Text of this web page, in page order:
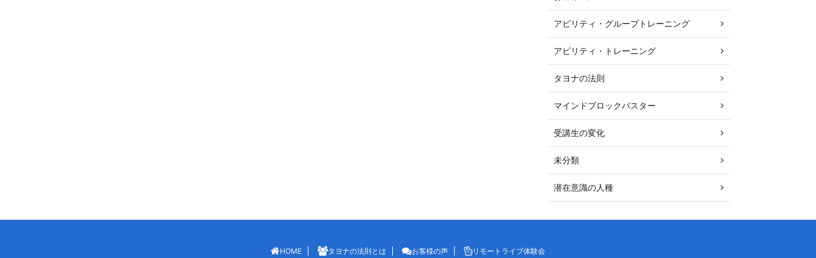
アビリティ・グループトレーニング
アビリティ・トレーニング
タヨナの法則
マインドブロックバスター
受講生の変化
未分類
潜在意識の人種
HOME タヨナの法則とは お客様の声 リモートライブ体験会